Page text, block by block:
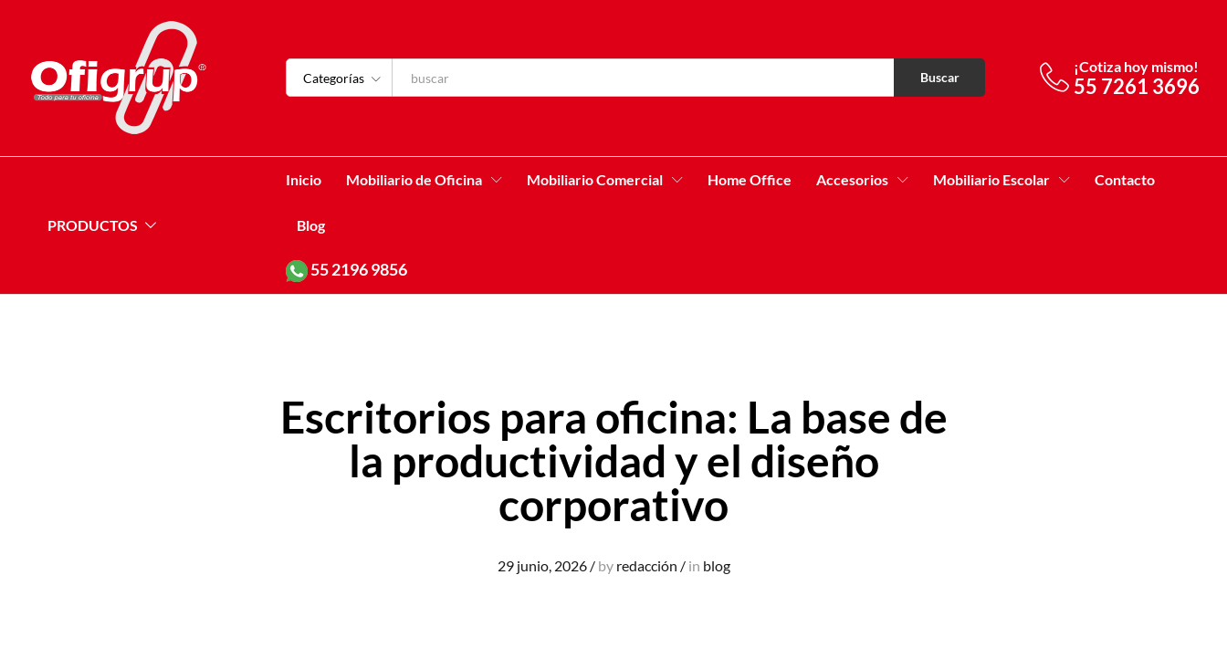
Categorías Buscar
¡Cotiza hoy mismo!
55 7261 3696
PRODUCTOS
Inicio Mobiliario de Oficina Mobiliario Comercial Home Office Accesorios Mobiliario Escolar Contacto
Blog
552196 9856
Escritorios para oficina: La base de
la productividad y el diseño
corporativo
29 junio, 2026/by redacción /in blog